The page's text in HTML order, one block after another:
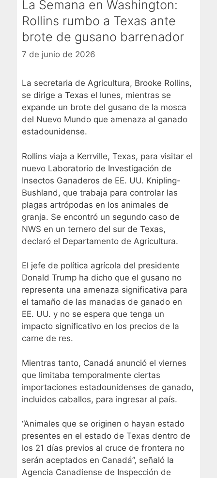
La Semana en Washington:
Rollins rumbo a Texas ante
brote de gusano barrenador
7 de junio de 2026
La secretaria de Agricultura, Brooke Rollins,
se dirige a Texas el lunes, mientras se
expande un brote del gusano de la mosca
del Nuevo Mundo que amenaza al ganado
estadounidense.
Rollins viaja a Kerrville, Texas, para visitar el
nuevo Laboratorio de Investigación de
Insectos Ganaderos de EE. UU. Knipling-
Bushland, que trabaja para controlar las
plagas artrópodas en los animales de
granja. Se encontró un segundo caso de
NWS en un ternero del sur de Texas,
declaró el Departamento de Agricultura.
El jefe de política agrícola del presidente
Donald Trump ha dicho que el gusano no
representa una amenaza significativa para
el tamaño de las manadas de ganado en
EE. UU. y no se espera que tenga un
impacto significativo en los precios de la
carne de res.
Mientras tanto, Canadá anunció el viernes
que limitaba temporalmente ciertas
importaciones estadounidenses de ganado,
incluidos caballos, para ingresar al país.
“Animales que se originen o hayan estado
presentes en el estado de Texas dentro de
los 21 días previos al cruce de frontera no
serán aceptados en Canadá”, señaló la
Agencia Canadiense de Inspección de